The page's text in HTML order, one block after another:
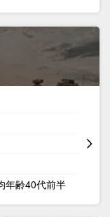
年齢40代前半